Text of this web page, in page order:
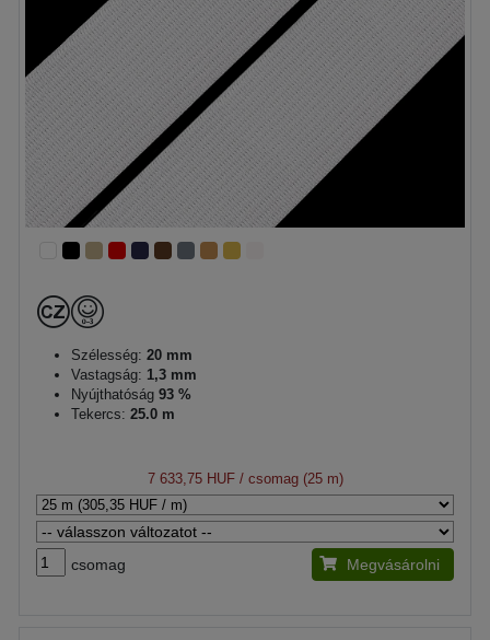
Szélesség: 20 mm
Vastagság: 1,3 mm
Nyújthatóság 93 %
Tekercs: 25.0 m
7 633,75 HUF/ csomag (25 m)
csomag Megvásárolni